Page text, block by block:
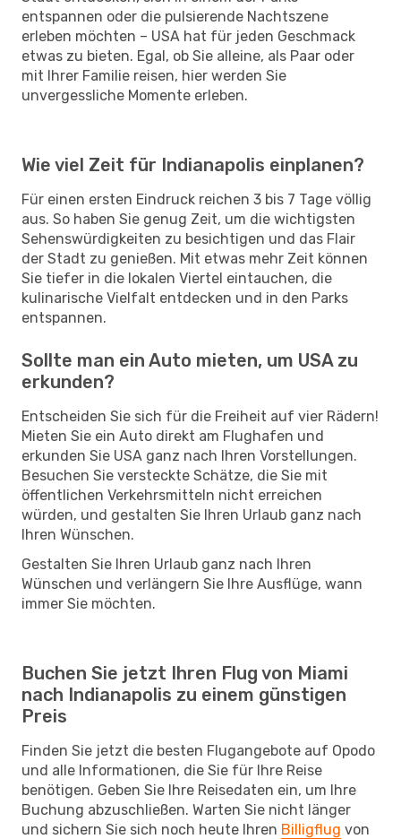
entspannen oder die pulsierende Nachtszene
erleben möchten – USA hat für jeden Geschmack
etwas zu bieten. Egal, ob Sie alleine, als Paar oder
mit Ihrer Familie reisen, hier werden Sie
unvergessliche Momente erleben.
Wie viel Zeit für Indianapolis einplanen?
Für einen ersten Eindruck reichen 3 bis 7 Tage völlig
aus. So haben Sie genug Zeit, um die wichtigsten
Sehenswürdigkeiten zu besichtigen und das Flair
der Stadt zu genießen. Mit etwas mehr Zeit können
Sie tiefer in die lokalen Viertel eintauchen, die
kulinarische Vielfalt entdecken und in den Parks
entspannen.
Sollte man ein Auto mieten, um USA zu
erkunden?
Entscheiden Sie sich für die Freiheit auf vier Rädern!
Mieten Sie ein Auto direkt am Flughafen und
erkunden Sie USA ganz nach Ihren Vorstellungen.
Besuchen Sie versteckte Schätze, die Sie mit
öffentlichen Verkehrsmitteln nicht erreichen
würden, und gestalten Sie Ihren Urlaub ganz nach
Ihren Wünschen.
Gestalten Sie Ihren Urlaub ganz nach Ihren
Wünschen und verlängern Sie Ihre Ausflüge, wann
immer Sie möchten.
Buchen Sie jetzt Ihren Flug von Miami
nach Indianapolis zu einem günstigen
Preis
Finden Sie jetzt die besten Flugangebote auf Opodo
und alle Informationen, die Sie für Ihre Reise
benötigen. Geben Sie Ihre Reisedaten ein, um Ihre
Buchung abzuschließen. Warten Sie nicht länger
und sichern Sie sich noch heute Ihren Billigflug von